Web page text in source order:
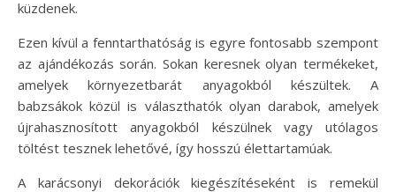
küzdenek.
Ezen kívül a fenntarthatóság is egyre fontosabb szempont
az ajándékozás során. Sokan keresnek olyan termékeket,
amelyek környezetbarát anyagokból készültek. A
babzsákok közül is választhatók olyan darabok, amelyek
újrahasznosított anyagokból készülnek vagy utólagos
töltést tesznek lehetővé, így hosszú élettartamúak.
A karácsonyi dekorációk kiegészítéseként is remekül